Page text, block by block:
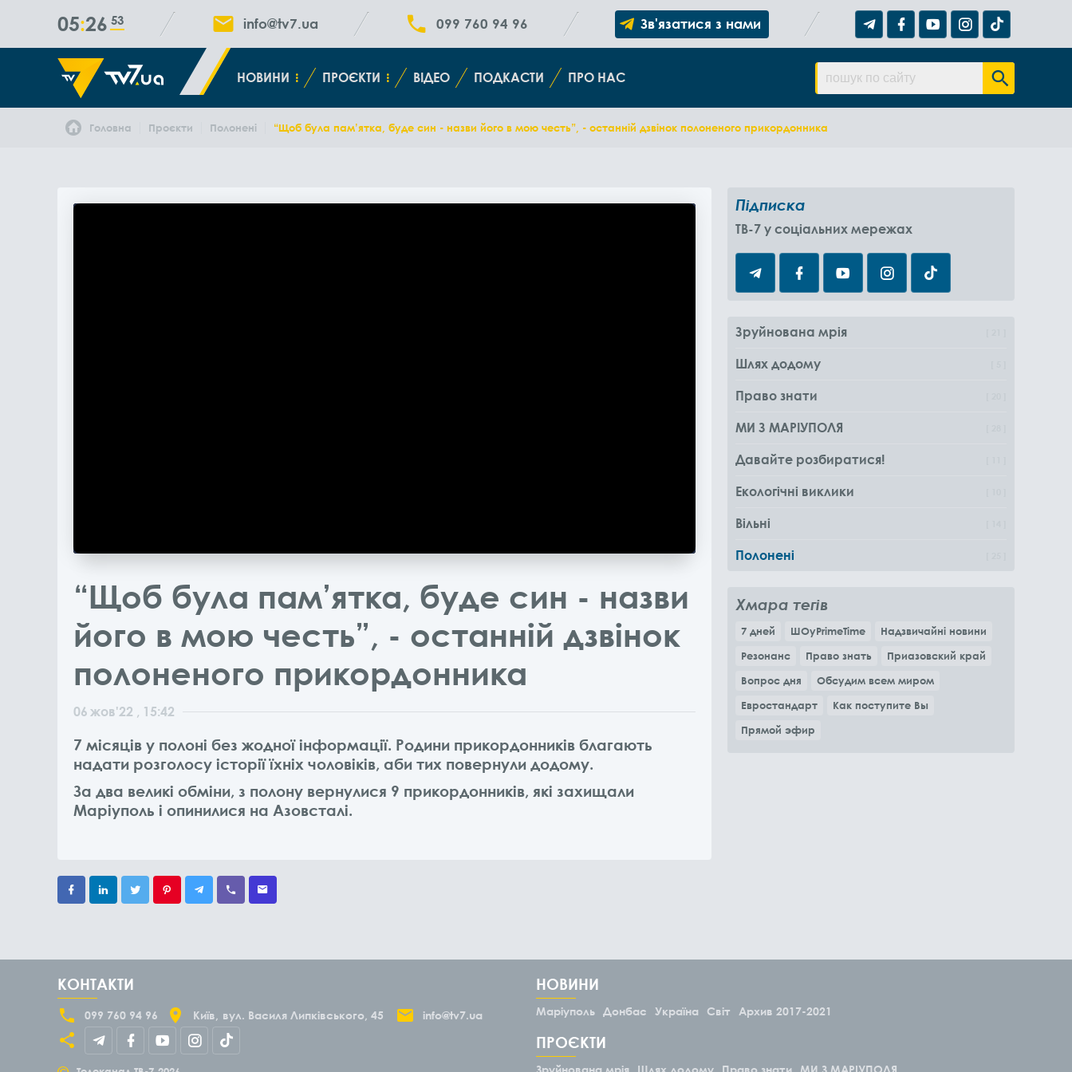
05 26 53 info@tv7.ua 099 760 94 96 Зв'язатися з нами
НОВИНИ ПРОЄКТИ ВІДЕО ПОДКАСТИ ПРО НАС
Головна Проєкти Полонені “Щоб була пам’ятка, буде син - назви його в мою честь”, - останній дзвінок полоненого прикордонника
“Щоб була пам’ятка, буде син - назви
його в мою честь”, - останній дзвінок
полоненого прикордонника
06 жов'22 , 15:42
7 місяців у полоні без жодної інформації. Родини прикордонників благають
надати розголосу історії їхніх чоловіків, аби тих повернули додому.
За два великі обміни, з полону вернулися 9 прикордонників, які захищали
Маріуполь і опинилися на Азовсталі.
Підписка
TB-7 у соціальних мережах
Зруйнована мрія
Шлях додому
Право знати
МИ З МАРІУПОЛЯ
Давайте розбиратися!
Екологічні виклики
Вільні
Полонені
Хмара тегів
7 дней ШОуPrimeTime
Надзвичайні новини
Резонанс
Право знать
Приазовский край
Вопрос дня
Обсудим всем миром
Евростандарт
Как поступите Вы
Прямой эфир
КОНТАКТИ
099 760 94 96 Київ вул. Василя Липківського, 45 info@tv7.ua
НОВИНИ
Маріуполь Донбас Україна Світ Архив 2017-2021
ПРОЄКТИ
Зруйнована мрія Шлях додому Право знати МИ З МАРІУПОЛЯ